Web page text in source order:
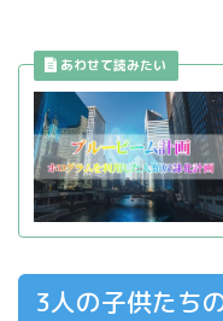
3人の子供たち